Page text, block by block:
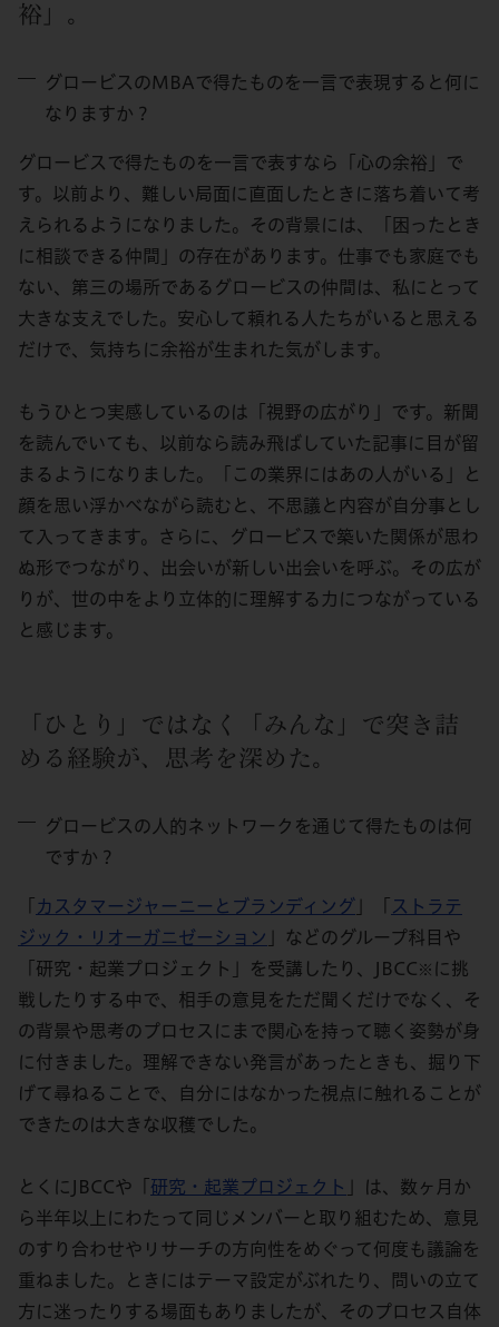
裕」。
グロービスのMBAで得たものを一言で表現すると何に
なりますか？
グロービスで得たものを一言で表すなら「心の余裕」で
す。以前より、難しい局面に直面したときに落ち着いて考
えられるようになりました。その背景には、「困ったとき
に相談できる仲間」の存在があります。仕事でも家庭でも
ない、第三の場所であるグロービスの仲間は、私にとって
大きな支えでした。安心して頼れる人たちがいると思える
だけで、気持ちに余裕が生まれた気がします。
もうひとつ実感しているのは「視野の広がり」です。新聞
を読んでいても、以前なら読み飛ばしていた記事に目が留
まるようになりました。「この業界にはあの人がいる」と
顔を思い浮かべながら読むと、不思議と内容が自分事とし
て入ってきます。さらに、グロービスで築いた関係が思わ
ぬ形でつながり、出会いが新しい出会いを呼ぶ。その広が
りが、世の中をより立体的に理解する力につながっている
と感じます。
「ひとり」ではなく「みんな」で突き詰
める経験が、思考を深めた。
グロービスの人的ネットワークを通じて得たものは何
ですか？
カスタマージャーニーとブランディング
ストラテ
ジック・リオーガニゼーション
」などのグループ科目や
「研究・起業プロジェクト」を受講したり、JBCC ※ に挑
戦したりする中で、相手の意見をただ聞くだけでなく、そ
の背景や思考のプロセスにまで関心を持って聴く姿勢が身
に付きました。理解できない発言があったときも、掘り下
げて尋ねることで、自分にはなかった視点に触れることが
できたのは大きな収穫でした。
とくにJBCCや「 研究・起業プロジェクト
」は、数ヶ月か
ら半年以上にわたって同じメンバーと取り組むため、意見
のすり合わせやリサーチの方向性をめぐって何度も議論を
重ねました。ときにはテーマ設定がぶれたり、問いの立て
方に迷ったりする場面もありましたが、そのプロセス自体